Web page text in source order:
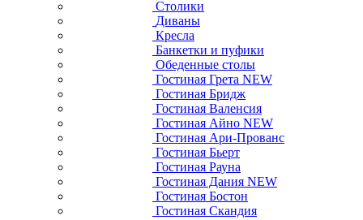
Столики
Диваны
Кресла
Банкетки и пуфики
Обеденные столы
Гостиная Грета NEW
Гостиная Бридж
Гостиная Валенсия
Гостиная Айно NEW
Гостиная Ари-Прованс
Гостиная Бьерт
Гостиная Рауна
Гостиная Дания NEW
Гостиная Бостон
Гостиная Скандия